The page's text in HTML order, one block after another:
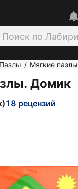
Пазлы / Мягкие пазлы
Домик
18 рецензий